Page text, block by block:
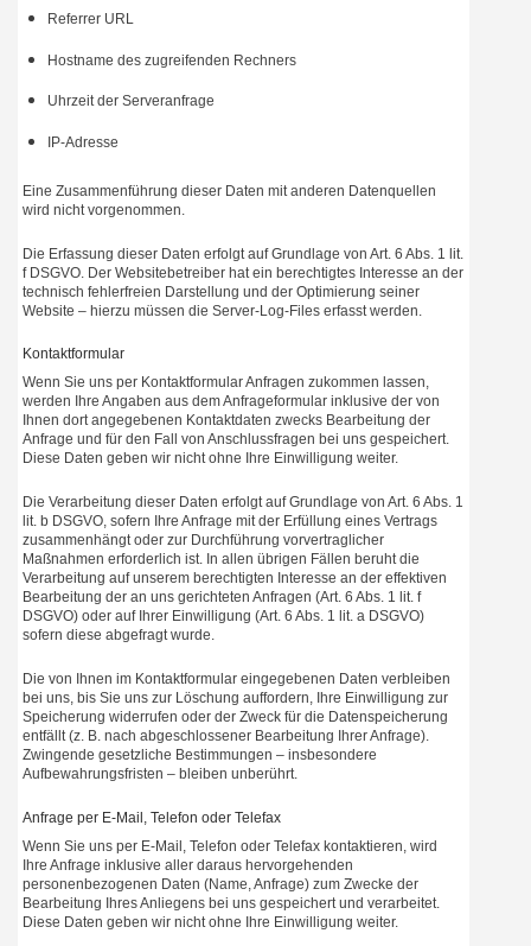
Referrer URL
Hostname des zugreifenden Rechners
Uhrzeit der Serveranfrage
IP-Adresse
Eine Zusammenführung dieser Daten mit anderen Datenquellen
wird nicht vorgenommen.
Die Erfassung dieser Daten erfolgt auf Grundlage von Art. 6 Abs. 1 lit.
f DSGVO. Der Websitebetreiber hat ein berechtigtes Interesse an der
technisch fehlerfreien Darstellung und der Optimierung seiner
Website – hierzu müssen die Server-Log-Files erfasst werden.
Kontaktformular
Wenn Sie uns per Kontaktformular Anfragen zukommen lassen,
werden Ihre Angaben aus dem Anfrageformular inklusive der von
Ihnen dort angegebenen Kontaktdaten zwecks Bearbeitung der
Anfrage und für den Fall von Anschlussfragen bei uns gespeichert.
Diese Daten geben wir nicht ohne Ihre Einwilligung weiter.
Die Verarbeitung dieser Daten erfolgt auf Grundlage von Art. 6 Abs. 1
lit. b DSGVO, sofern Ihre Anfrage mit der Erfüllung eines Vertrags
zusammenhängt oder zur Durchführung vorvertraglicher
Maßnahmen erforderlich ist. In allen übrigen Fällen beruht die
Verarbeitung auf unserem berechtigten Interesse an der effektiven
Bearbeitung der an uns gerichteten Anfragen (Art. 6 Abs. 1 lit. f
DSGVO) oder auf Ihrer Einwilligung (Art. 6 Abs. 1 lit. a DSGVO)
sofern diese abgefragt wurde.
Die von Ihnen im Kontaktformular eingegebenen Daten verbleiben
bei uns, bis Sie uns zur Löschung auffordern, Ihre Einwilligung zur
Speicherung widerrufen oder der Zweck für die Datenspeicherung
entfällt (z. B. nach abgeschlossener Bearbeitung Ihrer Anfrage).
Zwingende gesetzliche Bestimmungen – insbesondere
Aufbewahrungsfristen – bleiben unberührt.
Anfrage per E-Mail, Telefon oder Telefax
Wenn Sie uns per E-Mail, Telefon oder Telefax kontaktieren, wird
Ihre Anfrage inklusive aller daraus hervorgehenden
personenbezogenen Daten (Name, Anfrage) zum Zwecke der
Bearbeitung Ihres Anliegens bei uns gespeichert und verarbeitet.
Diese Daten geben wir nicht ohne Ihre Einwilligung weiter.